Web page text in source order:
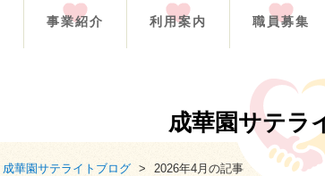
事業紹介 利用案内 職員募集
成華園サテラ
成華園サテライトブログ > 2026年4月の記事